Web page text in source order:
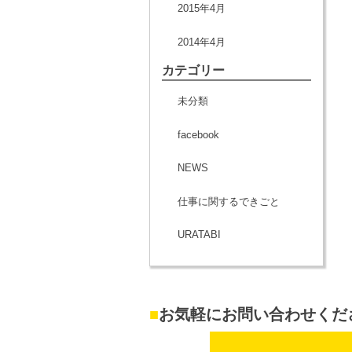
2015年4月
2014年4月
カテゴリー
未分類
facebook
NEWS
仕事に関するできごと
URATABI
■お気軽にお問い合わせくだ